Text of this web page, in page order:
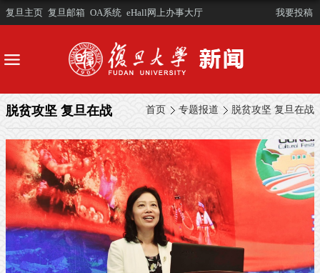
复旦主页 复旦邮箱 OA系统 eHall网上办事大厅 我要投稿
首页 专题报道 脱贫攻坚 复旦在战
脱贫攻坚 复旦在战